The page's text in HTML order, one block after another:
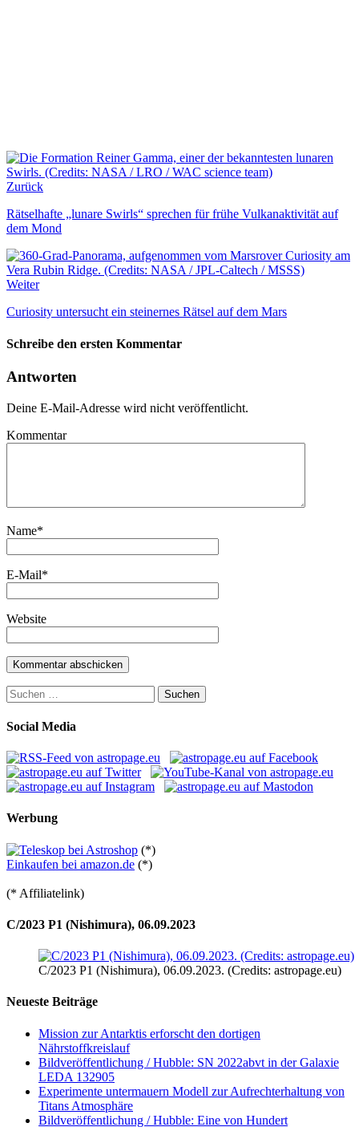
Zurück
Rätselhafte „lunare Swirls“ sprechen für frühe Vulkanaktivität auf
dem Mond
Weiter
Curiosity untersucht ein steinernes Rätsel auf dem Mars
Schreibe den ersten Kommentar
Antworten
Deine E-Mail-Adresse wird nicht veröffentlicht.
Kommentar
Name*
E-Mail*
Website
Suchen
nach:
Social Media
Werbung
(*)
Einkaufen bei amazon.de (*)
(* Affiliatelink)
C/2023 P1 (Nishimura), 06.09.2023
C/2023 P1 (Nishimura), 06.09.2023. (Credits: astropage.eu)
Neueste Beiträge
Mission zur Antarktis erforscht den dortigen
Nährstoffkreislauf
Bildveröffentlichung / Hubble: SN 2022abvt in der Galaxie
LEDA 132905
Experimente untermauern Modell zur Aufrechterhaltung von
Titans Atmosphäre
Bildveröffentlichung / Hubble: Eine von Hundert